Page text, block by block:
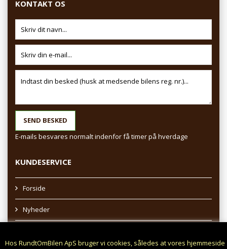
Hos RundtOmBilen ApS bruger vi cookies, således at vores hjemmeside
KONTAKT OS
E-mails besvares normalt indenfor få timer på hverdage
KUNDESERVICE
Forside
Nyheder